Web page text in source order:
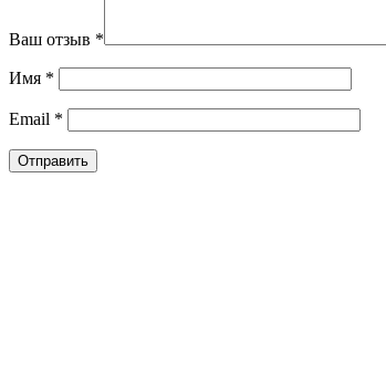
Ваш отзыв *
Имя *
Email *